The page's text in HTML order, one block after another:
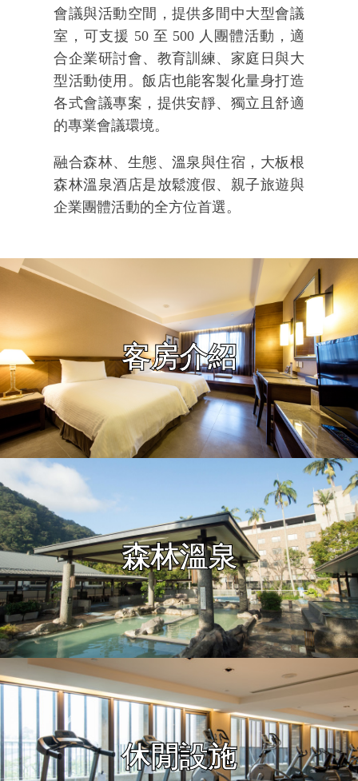
會議與活動空間，提供多間中大型會議
室，可支援 50 至 500 人團體活動，適
合企業研討會、教育訓練、家庭日與大
型活動使用。飯店也能客製化量身打造
各式會議專案，提供安靜、獨立且舒適
的專業會議環境。
融合森林、生態、溫泉與住宿，大板根
森林溫泉酒店是放鬆渡假、親子旅遊與
企業團體活動的全方位首選。
客房介紹
森林溫泉
休閒設施